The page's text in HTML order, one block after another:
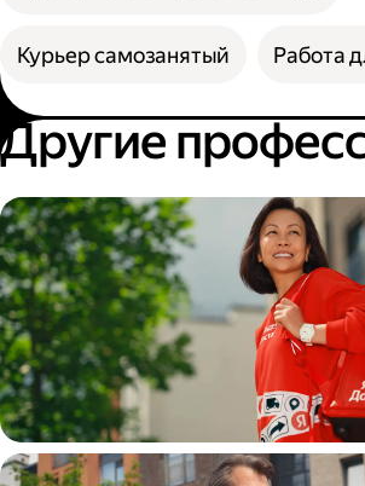
Курьер самозанятый Работа
Другие
Пеший курьер